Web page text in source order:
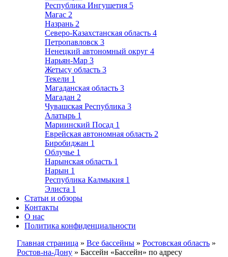
Республика Ингушетия 5
Магас 2
Назрань 2
Северо-Казахстанская область 4
Петропавловск 3
Ненецкий автономный округ 4
Нарьян-Мар 3
Жетысу область 3
Текели 1
Магаданская область 3
Магадан 2
Чувашская Республика 3
Алатырь 1
Мариинский Посад 1
Еврейская автономная область 2
Биробиджан 1
Облучье 1
Нарынская область 1
Нарын 1
Республика Калмыкия 1
Элиста 1
Статьи и обзоры
Контакты
О нас
Политика конфиденциальности
Главная страница » Все бассейны » Ростовская область »
Ростов-на-Дону » Бассейн «Бассейн» по адресу